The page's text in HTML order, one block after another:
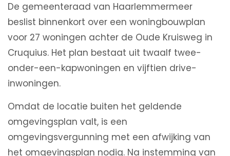
De gemeenteraad van Haarlemmermeer
beslist binnenkort over een woningbouwplan
voor 27 woningen achter de Oude Kruisweg in
Cruquius. Het plan bestaat uit twaalf twee-
onder-een-kapwoningen en vijftien drive-
inwoningen.
Omdat de locatie buiten het geldende
omgevingsplan valt, is een
omgevingsvergunning met een afwijking van
het omgevingsplan nodig. Na instemming van